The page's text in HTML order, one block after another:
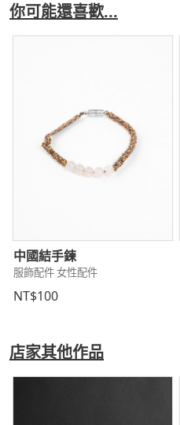
你可能還喜歡...
中國結手鍊
服飾配件 女性配件
NT$100
店家其他作品